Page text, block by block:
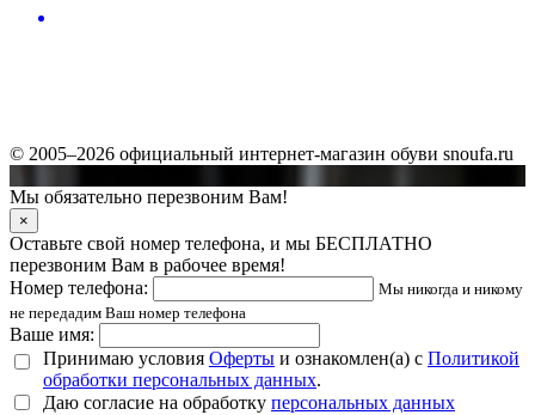
© 2005–2026 официальный интернет-магазин обуви snoufa.ru
Мы обязательно перезвоним Вам!
×
Оставьте свой номер телефона, и мы БЕСПЛАТНО
перезвоним Вам в рабочее время!
Номер телефона:
Мы никогда и никому
не передадим Ваш номер телефона
Ваше имя:
Принимаю условия Оферты и ознакомлен(а) с Политикой
обработки персональных данных.
Даю согласие на обработку персональных данных